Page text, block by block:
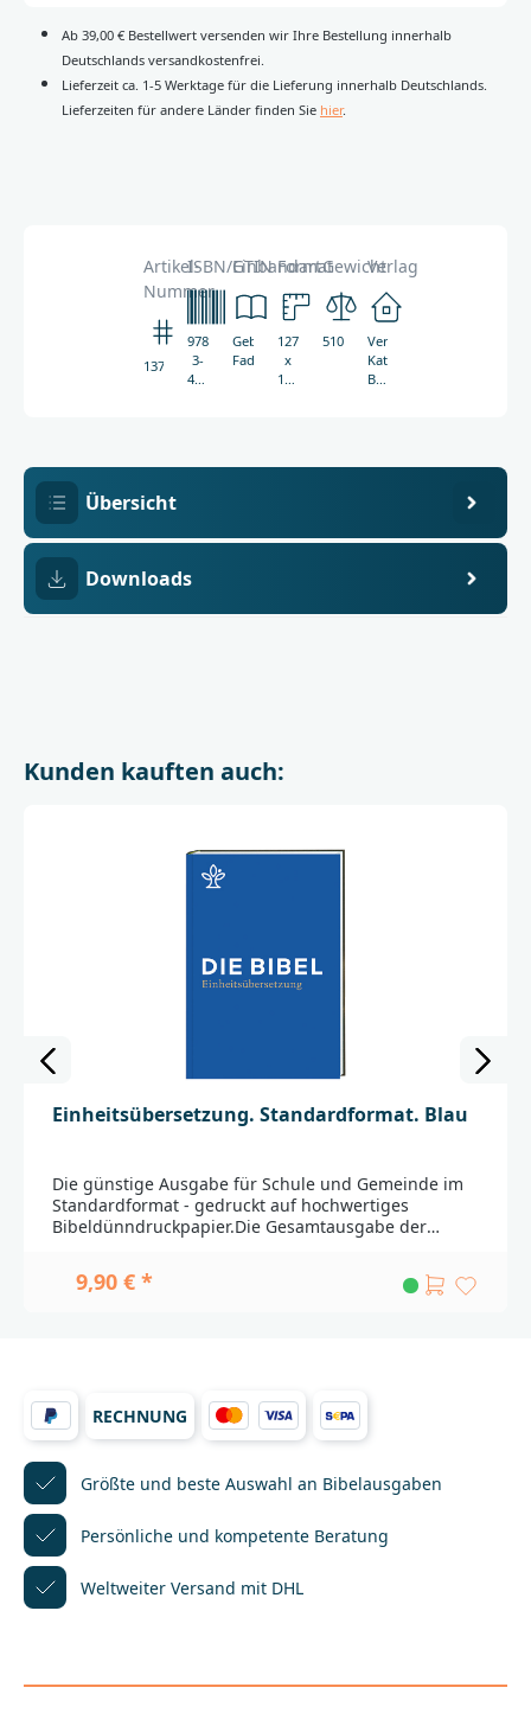
Ab 39,00 € Bestellwert versenden wir Ihre Bestellung innerhalb
Deutschlands versandkostenfrei.
Lieferzeit ca. 1-5 Werktage für die Lieferung innerhalb Deutschlands.
Lieferzeiten für andere Länder finden Sie hier.
Artikel-
Nummer
1372
ISBN/GTIN
978-
3-
438-
Einbandart
Gebunden,
Fadenheftung
Format
127
x
199
Gewicht
510g
Verlag
Verlag
Katholisches
Bibelwerk
Übersicht
Downloads
Kunden kauften auch:
Einheitsübersetzung. Standardformat. Blau
Die günstige Ausgabe für Schule und Gemeinde im
Standardformat - gedruckt auf hochwertiges
Bibeldünndruckpapier.Die Gesamtausgabe der
durchgesehen und überarbeitet 2016.Genau: Eine
Übersetzung ganz nah am Grundtext, mit
moderne Sprache und klare Gliederungen,
Einleitungen zu jedem biblischen Buch und einen
großen Anhang.Zweispaltiger Satz,
Bibeldünndruckpapier, gut lesbare Typografie, s/w-
Layout.Mit Einführungen in jedes biblische Buch,
Zwischenüberschriften, Anmerkungen,
Verweisstellen und einem Anhang mit Stichwort- und
Personenregister, Zeittafel mit Sacherläuterungen
und 9 Karten. Als Schulbibel zugelassen.Die
Einheitsübersetzung wird im gesamten
deutschsprachigen Raum genutzt und ist innerhalb
9,90 € *
RECHNUNG
Größte und beste Auswahl an Bibelausgaben
Persönliche und kompetente Beratung
Weltweiter Versand mit DHL